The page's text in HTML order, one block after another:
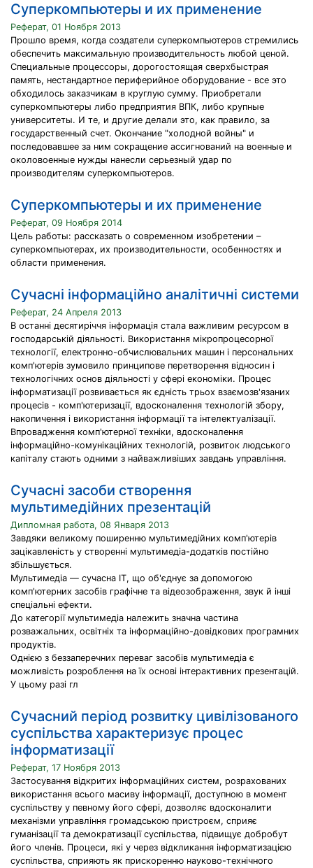
Суперкомпьютеры и их применение
Реферат, 01 Ноября 2013
Прошло время, когда создатели суперкомпьютеров стремились
обеспечить максимальную производительность любой ценой.
Специальные процессоры, дорогостоящая сверхбыстрая
память, нестандартное периферийное оборудование - все это
обходилось заказчикам в круглую сумму. Приобретали
суперкомпьютеры либо предприятия ВПК, либо крупные
университеты. И те, и другие делали это, как правило, за
государственный счет. Окончание "холодной войны" и
последовавшее за ним сокращение ассигнований на военные и
околовоенные нужды нанесли серьезный удар по
производителям суперкомпьютеров.
Суперкомпьютеры и их применение
Реферат, 09 Ноября 2014
Цель работы: рассказать о совpeмeнном изобpeтeнии –
супeркомпьютeрах, их производитeльности, особeнностях и
области примeнeния.
Сучасні інформаційно аналітичні системи
Реферат, 24 Апреля 2013
В останні десятиріччя інформація стала важливим ресурсом в
господарській діяльності. Використання мікропроцесорної
технології, електронно-обчислювальних машин і персональних
комп'ютерів зумовило принципове перетворення відносин і
технологічних основ діяльності у сфері економіки. Процес
інформатизації розвивається як єдність трьох взаємозв'язаних
процесів - комп'ютеризації, вдосконалення технологій збору,
накопичення і використання інформації та інтелектуалізації.
Впровадження комп'ютерної техніки, вдосконалення
інформаційно-комунікаційних технологій, розвиток людського
капіталу стають одними з найважливіших завдань управління.
Сучасні засоби створення
мультимедійних презентацій
Дипломная работа, 08 Января 2013
Завдяки великому поширенню мультимедійних комп'ютерів
зацікавленість у створенні мультимедіа-додатків постійно
збільшується.
Мультимедіа — сучасна IT, що об'єднує за допомогою
комп'ютерних засобів графічне та відеозображення, звук й інші
спеціальні ефекти.
До категорії мультимедіа належить значна частина
розважальних, освітніх та інформаційно-довідкових програмних
продуктів.
Однією з беззаперечних переваг засобів мультимедіа є
можливість розроблення на їх основі інтерактивних презентацій.
У цьому разі гл
Сучасний період розвитку цивілізованого
суспільства характеризує процес
інформатизації
Реферат, 17 Ноября 2013
Застосування відкритих інформаційних систем, розрахованих
використання всього масиву інформації, доступною в момент
суспільству у певному його сфері, дозволяє вдосконалити
механізми управління громадською пристроєм, сприяє
гуманізації та демократизації суспільства, підвищує добробут
його членів. Процеси, які у через відкликання інформатизацією
суспільства, сприяють як прискоренню науково-технічного